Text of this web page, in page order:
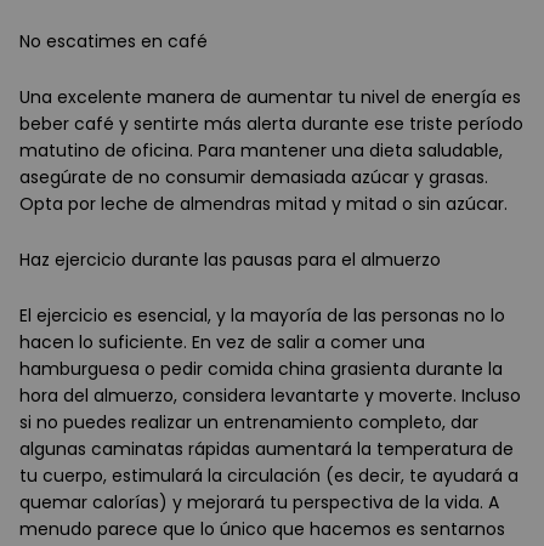
No escatimes en café
Una excelente manera de aumentar tu nivel de energía es
beber café y sentirte más alerta durante ese triste período
matutino de oficina. Para mantener una dieta saludable,
asegúrate de no consumir demasiada azúcar y grasas.
Opta por leche de almendras mitad y mitad o sin azúcar.
Haz ejercicio durante las pausas para el almuerzo
El ejercicio es esencial, y la mayoría de las personas no lo
hacen lo suficiente. En vez de salir a comer una
hamburguesa o pedir comida china grasienta durante la
hora del almuerzo, considera levantarte y moverte. Incluso
si no puedes realizar un entrenamiento completo, dar
algunas caminatas rápidas aumentará la temperatura de
tu cuerpo, estimulará la circulación (es decir, te ayudará a
quemar calorías) y mejorará tu perspectiva de la vida. A
menudo parece que lo único que hacemos es sentarnos